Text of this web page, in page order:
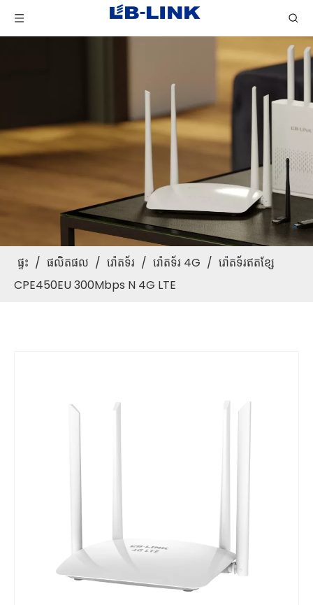
ផ្ទះ / ផលិតផល / រ៉ោតទ័រ / រ៉ោតទ័រ 4G / រ៉ោតទ័រឥតខ្សែ
CPE450EU 300Mbps N 4G LTE